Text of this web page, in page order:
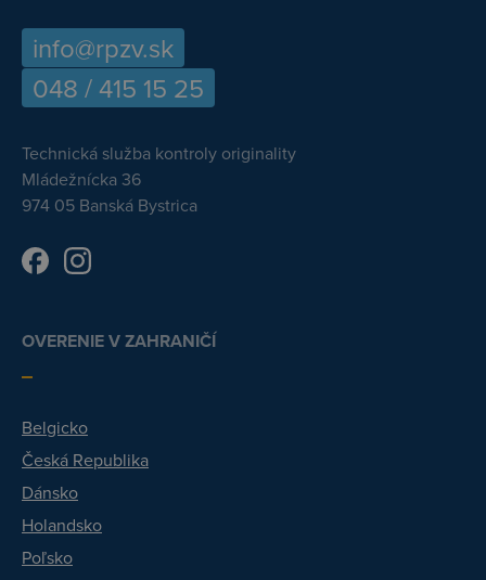
info@rpzv.sk
048 / 415 15 25
Technická služba kontroly originality
Mládežnícka 36
974 05 Banská Bystrica
OVERENIE V ZAHRANIČÍ
Belgicko
Česká Republika
Dánsko
Holandsko
Poľsko